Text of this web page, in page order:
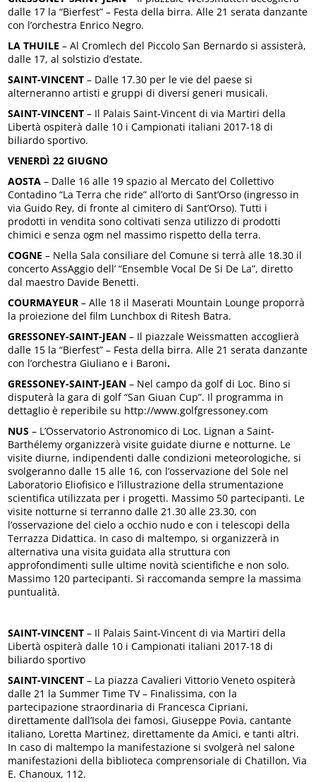
dalle 17 la “Bierfest” – Festa della birra. Alle 21 serata danzante
con l’orchestra Enrico Negro.
LA THUILE – Al Cromlech del Piccolo San Bernardo si assisterà,
dalle 17, al solstizio d’estate.
SAINT-VINCENT – Dalle 17.30 per le vie del paese si
alterneranno artisti e gruppi di diversi generi musicali.
SAINT-VINCENT – Il Palais Saint-Vincent di via Martiri della
Libertà ospiterà dalle 10 i Campionati italiani 2017-18 di
biliardo sportivo.
VENERDÌ 22 GIUGNO
AOSTA – Dalle 16 alle 19 spazio al Mercato del Collettivo
Contadino “La Terra che ride” all’orto di Sant’Orso (ingresso in
via Guido Rey, di fronte al cimitero di Sant’Orso). Tutti i
prodotti in vendita sono coltivati senza utilizzo di prodotti
chimici e senza ogm nel massimo rispetto della terra.
COGNE – Nella Sala consiliare del Comune si terrà alle 18.30 il
concerto AssAggio dell’ “Ensemble Vocal De Si De La”, diretto
dal maestro Davide Benetti.
COURMAYEUR – Alle 18 il Maserati Mountain Lounge proporrà
la proiezione del film Lunchbox di Ritesh Batra.
GRESSONEY-SAINT-JEAN – Il piazzale Weissmatten accoglierà
dalle 15 la “Bierfest” – Festa della birra. Alle 21 serata danzante
con l’orchestra Giuliano e i Baroni.
GRESSONEY-SAINT-JEAN – Nel campo da golf di Loc. Bino si
disputerà la gara di golf “San Giuan Cup”. Il programma in
dettaglio è reperibile su http://www.golfgressoney.com
NUS – L’Osservatorio Astronomico di Loc. Lignan a Saint-
Barthélemy organizzerà visite guidate diurne e notturne. Le
visite diurne, indipendenti dalle condizioni meteorologiche, si
svolgeranno dalle 15 alle 16, con l’osservazione del Sole nel
Laboratorio Eliofisico e l’illustrazione della strumentazione
scientifica utilizzata per i progetti. Massimo 50 partecipanti. Le
visite notturne si terranno dalle 21.30 alle 23.30, con
l’osservazione del cielo a occhio nudo e con i telescopi della
Terrazza Didattica. In caso di maltempo, si organizzerà in
alternativa una visita guidata alla struttura con
approfondimenti sulle ultime novità scientifiche e non solo.
Massimo 120 partecipanti. Si raccomanda sempre la massima
puntualità.
SAINT-VINCENT – Il Palais Saint-Vincent di via Martiri della
Libertà ospiterà dalle 10 i Campionati italiani 2017-18 di
biliardo sportivo
SAINT-VINCENT – La piazza Cavalieri Vittorio Veneto ospiterà
dalle 21 la Summer Time TV – Finalissima, con la
partecipazione straordinaria di Francesca Cipriani,
direttamente dall’Isola dei famosi, Giuseppe Povia, cantante
italiano, Loretta Martinez, direttamente da Amici, e tanti altri.
In caso di maltempo la manifestazione si svolgerà nel salone
manifestazioni della biblioteca comprensoriale di Chatillon, Via
E. Chanoux, 112.